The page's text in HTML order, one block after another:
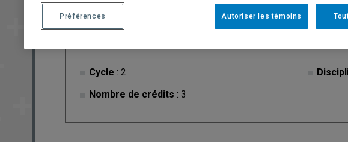
Cycle : 2
Nombre de crédits : 3
Autoriser les témoins
Préférences